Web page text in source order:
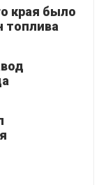
края было
топлива